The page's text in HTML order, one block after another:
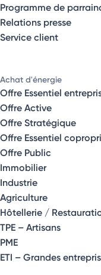
Programme de
Relations presse
Service client
Achat d'énergie
Offre Essentiel
Offre Active
Offre Stratégique
Offre Essentiel
Offre Public
Immobilier
Industrie
Agriculture
Hôtellerie /
TPE – Artisans
PME
ETI – Grandes